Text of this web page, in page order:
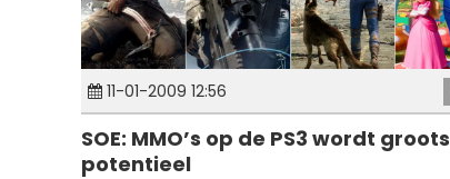
11-01-2009 12:56
SOE: MMO’s op de PS3 wordt groots
potentieel